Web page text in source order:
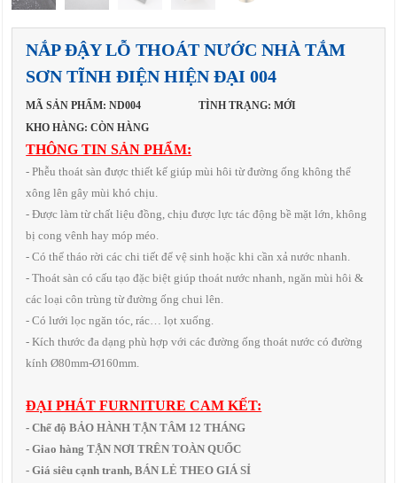
NẮP ĐẬY LỖ THOÁT NƯỚC NHÀ TẮM
SƠN TĨNH ĐIỆN HIỆN ĐẠI 004
MÃ SẢN PHẨM: ND004
TÌNH TRẠNG: MỚI
KHO HÀNG: CÒN HÀNG
THÔNG TIN SẢN PHẨM:
- Phễu thoát sàn được thiết kế giúp mùi hôi từ đường ống không thể
xông lên gây mùi khó chịu.
- Được làm từ chất liệu đồng, chịu được lực tác động bề mặt lớn, không
bị cong vênh hay móp méo.
- Có thể tháo rời các chi tiết để vệ sinh hoặc khi cần xả nước nhanh.
- Thoát sàn có cấu tạo đặc biệt giúp thoát nước nhanh, ngăn mùi hôi &
các loại côn trùng từ đường ống chui lên.
- Có lưới lọc ngăn tóc, rác… lọt xuống.
- Kích thước đa dạng phù hợp với các đường ống thoát nước có đường
kính Ø80mm-Ø160mm.
ĐẠI PHÁT FURNITURE CAM KẾT:
- Chế độ BẢO HÀNH TẬN TÂM 12 THÁNG
- Giao hàng TẬN NƠI TRÊN TOÀN QUỐC
- Giá siêu cạnh tranh, BÁN LẺ THEO GIÁ SỈ